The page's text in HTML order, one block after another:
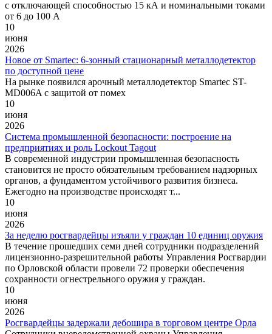
с отключающей способностью 15 кА и номинальными токами
от 6 до 100 А
10
июня
2026
Новое от Smartec: 6-зонный стационарный металлодетектор
по доступной цене
На рынке появился арочный металлодетектор Smartec ST-
MD006A с защитой от помех
10
июня
2026
Система промышленной безопасности: построение на
предприятиях и роль Lockout Tagout
В современной индустрии промышленная безопасность
становится не просто обязательным требованием надзорных
органов, а фундаментом устойчивого развития бизнеса.
Ежегодно на производстве происходят т...
10
июня
2026
За неделю росгвардейцы изъяли у граждан 10 единиц оружия
В течение прошедших семи дней сотрудники подразделений
лицензионно-разрешительной работы Управления Росгвардии
по Орловской области провели 72 проверки обеспечения
сохранности огнестрельного оружия у граждан.
10
июня
2026
Росгвардейцы задержали дебошира в торговом центре Орла